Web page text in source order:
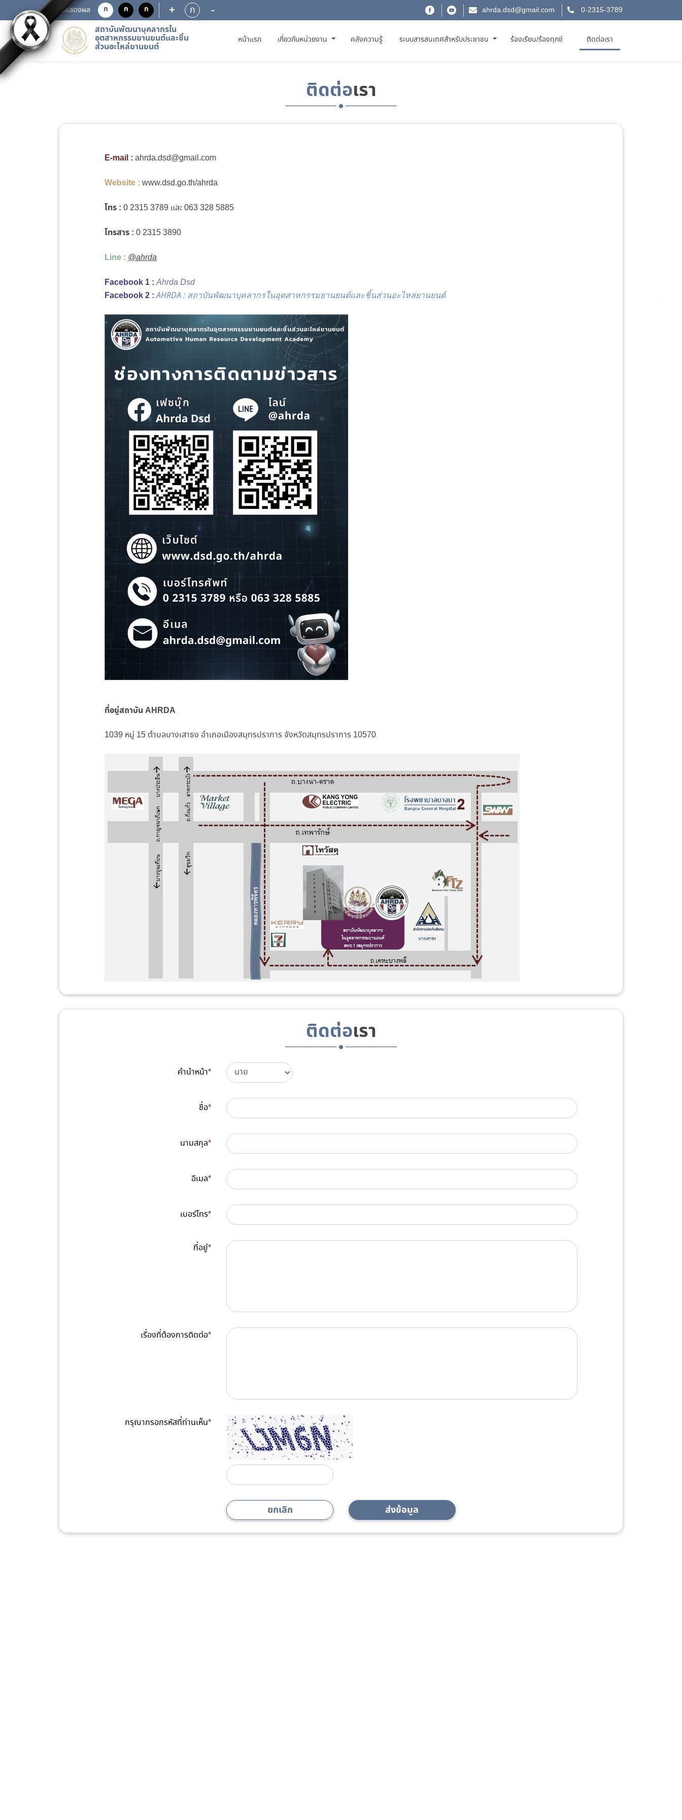
การแสดงผล ก ก ก + ก - ahrda.dsd@gmail.com 0-2315-3789
สถาบันพัฒนาบุคลากรใน
อุตสาหกรรมยานยนต์และชิ้น
ส่วนอะไหล่ยานยนต์
หน้าแรก(CURRENT)
เกี่ยวกับหน่วยงาน คลังความรู้ ระบบสารสนเทศสำหรับประชาชน ร้องเรียน/ร้องทุกข์ ติดต่อเรา
ติดต่อเรา
E-mail : ahrda.dsd@gmail.com
Website : www.dsd.go.th/ahrda
โทร : 0 2315 3789 และ 063 328 5885
โทรสาร : 0 2315 3890
Line : @ahrda
Facebook 1 : Ahrda Dsd
Facebook 2 :AHRDA : สถาบันพัฒนาบุคลากรในอุตสาหกรรมยานยนต์และชิ้นส่วนอะไหล่ยานยนต์
ที่อยู่สถาบัน AHRDA
1039 หมู่ 15 ตำบลบางเสาธง อำเภอเมืองสมุทรปราการ จังหวัดสมุทรปราการ 10570
ติดต่อเรา
คำนำหน้า*
ชื่อ*
นามสกุล*
อีเมล*
เบอร์โทร*
ที่อยู่*
เรื่องที่ต้องการติดต่อ*
กรุณากรอกรหัสที่ท่านเห็น*
ยกเลิก ส่งข้อมูล